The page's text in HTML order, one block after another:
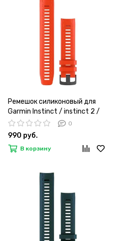
Ремешок силиконовый для
Garmin Instinct / instinct 2 /
Instinct Crossover 22 мм
оригинальное крепление
(Красный)
0
990 руб.
В корзину